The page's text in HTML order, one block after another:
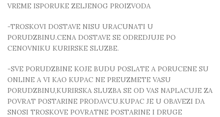
VREME ISPORUKE ZELJENOG PROIZVODA
-TROSKOVI DOSTAVE NISU URACUNATI U
PORUDZBINU.CENA DOSTAVE SE ODREDJUJE PO
CENOVNIKU KURIRSKE SLUZBE.
-SVE PORUDZBINE KOJE BUDU POSLATE A PORUCENE SU
ONLINE A VI KAO KUPAC NE PREUZMETE VASU
PORUDZBINU,KURIRSKA SLUZBA SE OD VAS NAPLACUJE ZA
POVRAT POSTARINE PRODAVCU.KUPAC JE U OBAVEZI DA
SNOSI TROSKOVE POVRATNE POSTARINE I DRUGE